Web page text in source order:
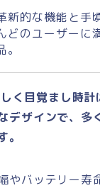
新的な機能と手
どのユーザーに
。
く目覚まし時計
デザインで、多
やバッテリー寿